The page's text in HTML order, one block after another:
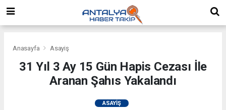
Anasayfa Asayiş
31 Yıl 3 Ay 15 Gün Hapis Cezası İle
Aranan Şahıs Yakalandı
ASAYIŞ